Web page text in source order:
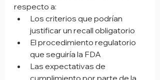
respecto a:
Los criterios que podrían
justificar un recall obligatorio
El procedimiento regulatorio
que seguiría la FDA
Las expectativas de
cumplimiento por parte de la